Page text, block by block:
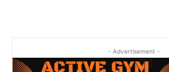
- Advertisement -